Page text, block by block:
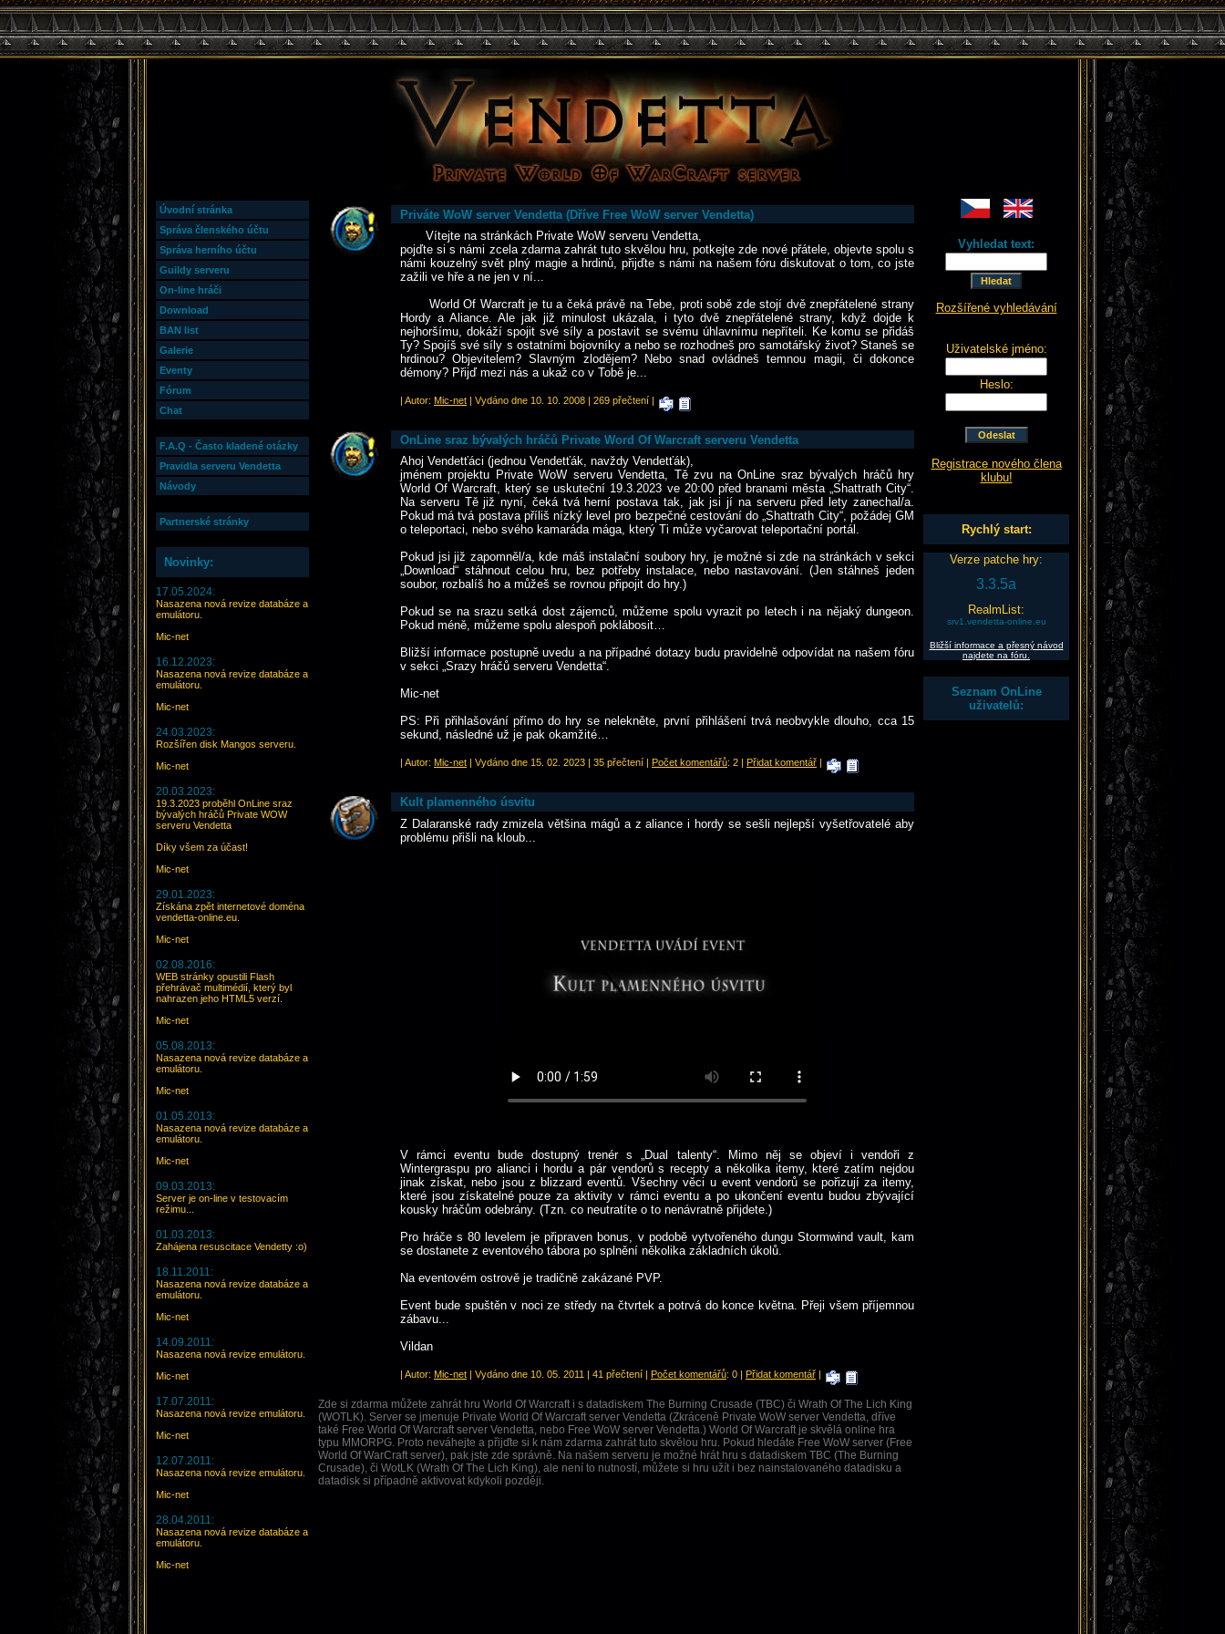
Úvodní stránka
Správa členského účtu
Správa herního účtu
Guildy serveru
On-line hráči
Download
BAN list
Galerie
Eventy
Fórum
Chat
F.A.Q - Často kladené otázky
Pravidla serveru Vendetta
Návody
Partnerské stránky
Novinky:
17.05.2024:
Nasazena nová revize databáze a
emulátoru.
Mic-net
16.12.2023:
Nasazena nová revize databáze a
emulátoru.
Mic-net
24.03.2023:
Rozšířen disk Mangos serveru.
Mic-net
20.03.2023:
19.3.2023 proběhl OnLine sraz
bývalých hráčů Private WOW
serveru Vendetta
Díky všem za účast!
Mic-net
29.01.2023:
Získána zpět internetové doména
vendetta-online.eu.
Mic-net
02.08.2016:
WEB stránky opustili Flash
přehrávač multimédií, který byl
nahrazen jeho HTML5 verzí.
Mic-net
05.08.2013:
Nasazena nová revize databáze a
emulátoru.
Mic-net
01.05.2013:
Nasazena nová revize databáze a
emulátoru.
Mic-net
09.03.2013:
Server je on-line v testovacím
režimu...
01.03.2013:
Zahájena resuscitace Vendetty :o)
18.11.2011:
Nasazena nová revize databáze a
emulátoru.
Mic-net
14.09.2011:
Nasazena nová revize emulátoru.
Mic-net
17.07.2011:
Nasazena nová revize emulátoru.
Mic-net
12.07.2011:
Nasazena nová revize emulátoru.
Mic-net
28.04.2011:
Nasazena nová revize databáze a
emulátoru.
Mic-net
Priváte WoW server Vendetta (Dříve Free WoW server Vendetta)
Vítejte na stránkách Private WoW serveru Vendetta,
pojďte si s námi zcela zdarma zahrát tuto skvělou hru, potkejte zde nové přátele, objevte spolu s
námi kouzelný svět plný magie a hrdinů, přijďte s námi na našem fóru diskutovat o tom, co jste
zažili ve hře a ne jen v ní...
World Of Warcraft je tu a čeká právě na Tebe, proti sobě zde stojí dvě znepřátelené strany
Hordy a Aliance. Ale jak již minulost ukázala, i tyto dvě znepřátelené strany, když dojde k
nejhoršímu, dokáží spojit své síly a postavit se svému úhlavnímu nepříteli. Ke komu se přidáš
Ty? Spojíš své síly s ostatními bojovníky a nebo se rozhodneš pro samotářský život? Staneš se
hrdinou? Objevitelem? Slavným zlodějem? Nebo snad ovládneš temnou magii, či dokonce
démony? Přijď mezi nás a ukaž co v Tobě je...
| Autor: Mic-net | Vydáno dne 10. 10. 2008 | 269 přečtení |
OnLine sraz bývalých hráčů Private Word Of Warcraft serveru Vendetta
Ahoj Vendetťáci (jednou Vendetťák, navždy Vendetťák),
jménem projektu Private WoW serveru Vendetta, Tě zvu na OnLine sraz bývalých hráčů hry
World Of Warcraft, který se uskuteční 19.3.2023 ve 20:00 před branami města „Shattrath City“.
Na serveru Tě již nyní, čeká tvá herní postava tak, jak jsi jí na serveru před lety zanechal/a.
Pokud má tvá postava příliš nízký level pro bezpečné cestování do „Shattrath City“, požádej GM
o teleportaci, nebo svého kamaráda mága, který Ti může vyčarovat teleportační portál.
Pokud jsi již zapomněl/a, kde máš instalační soubory hry, je možné si zde na stránkách v sekci
„Download“ stáhnout celou hru, bez potřeby instalace, nebo nastavování. (Jen stáhneš jeden
soubor, rozbalíš ho a můžeš se rovnou připojit do hry.)
Pokud se na srazu setká dost zájemců, můžeme spolu vyrazit po letech i na nějaký dungeon.
Pokud méně, můžeme spolu alespoň poklábosit…
Bližší informace postupně uvedu a na případné dotazy budu pravidelně odpovídat na našem fóru
v sekci „Srazy hráčů serveru Vendetta“.
Mic-net
PS: Při přihlašování přímo do hry se nelekněte, první přihlášení trvá neobvykle dlouho, cca 15
sekund, následné už je pak okamžité…
| Autor: Mic-net | Vydáno dne 15. 02. 2023 | 35 přečtení | Počet komentářů: 2 | Přidat komentář
Kult plamenného úsvitu
Z Dalaranské rady zmizela většina mágů a z aliance i hordy se sešli nejlepší vyšetřovatelé aby
problému přišli na kloub...
V rámci eventu bude dostupný trenér s „Dual talenty“. Mimo něj se objeví i vendoři z
Wintergraspu pro alianci i hordu a pár vendorů s recepty a několika itemy, které zatím nejdou
jinak získat, nebo jsou z blizzard eventů. Všechny věci u event vendorů se pořizují za itemy,
které jsou získatelné pouze za aktivity v rámci eventu a po ukončení eventu budou zbývající
kousky hráčům odebrány. (Tzn. co neutratíte o to nenávratně přijdete.)
Pro hráče s 80 levelem je připraven bonus, v podobě vytvořeného dungu Stormwind vault, kam
se dostanete z eventového tábora po splnění několika základních úkolů.
Na eventovém ostrově je tradičně zakázané PVP.
Event bude spuštěn v noci ze středy na čtvrtek a potrvá do konce května. Přeji všem příjemnou
zábavu...
Vildan
| Autor: Mic-net | Vydáno dne 10. 05. 2011 | 41 přečtení | Počet komentářů: 0 | Přidat komentář |
Zde si zdarma můžete zahrát hru World Of Warcraft i s datadiskem The Burning Crusade (TBC) či Wrath Of The Lich King
(WOTLK). Server se jmenuje Private World Of Warcraft server Vendetta (Zkráceně Private WoW server Vendetta, dříve
také Free World Of Warcraft server Vendetta, nebo Free WoW server Vendetta.) World Of Warcraft je skvělá online hra
typu MMORPG. Proto neváhejte a přijďte si k nám zdarma zahrát tuto skvělou hru. Pokud hledáte Free WoW server (Free
World Of WarCraft server), pak jste zde správně. Na našem serveru je možné hrát hru s datadiskem TBC (The Burning
Crusade), či WotLK (Wrath Of The Lich King), ale není to nutností, můžete si hru užít i bez nainstalovaného datadisku a
datadisk si případně aktivovat kdykoli později.
Vyhledat text:
Rozšířené vyhledávání
Uživatelské jméno:
Heslo:
Registrace nového člena
klubu!
Rychlý start:
Verze patche hry:
3.3.5a
RealmList:
srv1.vendetta-online.eu
Bližší informace a přesný návod
najdete na fóru.
Seznam OnLine
uživatelů: